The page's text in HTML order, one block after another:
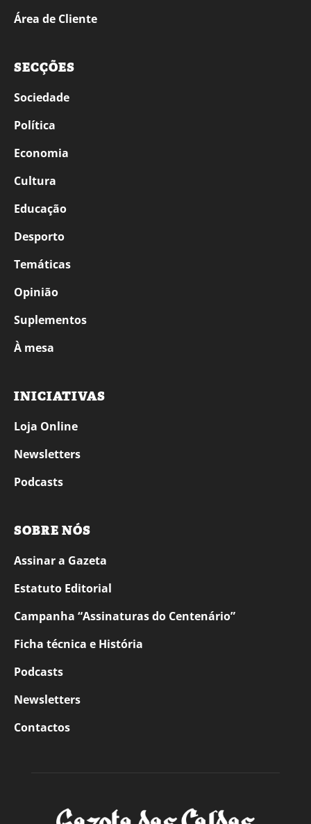
Área de Cliente
SECÇÕES
Sociedade
Política
Economia
Cultura
Educação
Desporto
Temáticas
Opinião
Suplementos
À mesa
INICIATIVAS
Loja Online
Newsletters
Podcasts
SOBRE NÓS
Assinar a Gazeta
Estatuto Editorial
Campanha “Assinaturas do Centenário”
Ficha técnica e História
Podcasts
Newsletters
Contactos